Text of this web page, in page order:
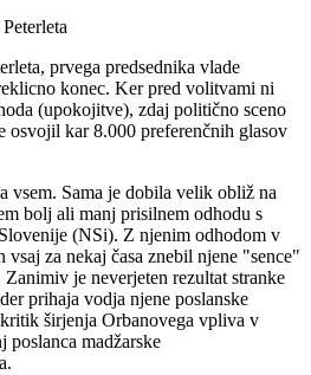
prvega predsednika vlade
konec. Ker pred volitvami ni
(upokojitve), zdaj politično sceno
osvojil kar 8.000 preferenčnih glasov
vsem. Sama je dobila velik obliž na
bolj ali manj prisilnem odhodu s
(NSi). Z njenim odhodom v
za nekaj časa znebil njene "sence"
je neverjeten rezultat stranke
prihaja vodja njene poslanske
širjenja Orbanovega vpliva v
poslanca madžarske